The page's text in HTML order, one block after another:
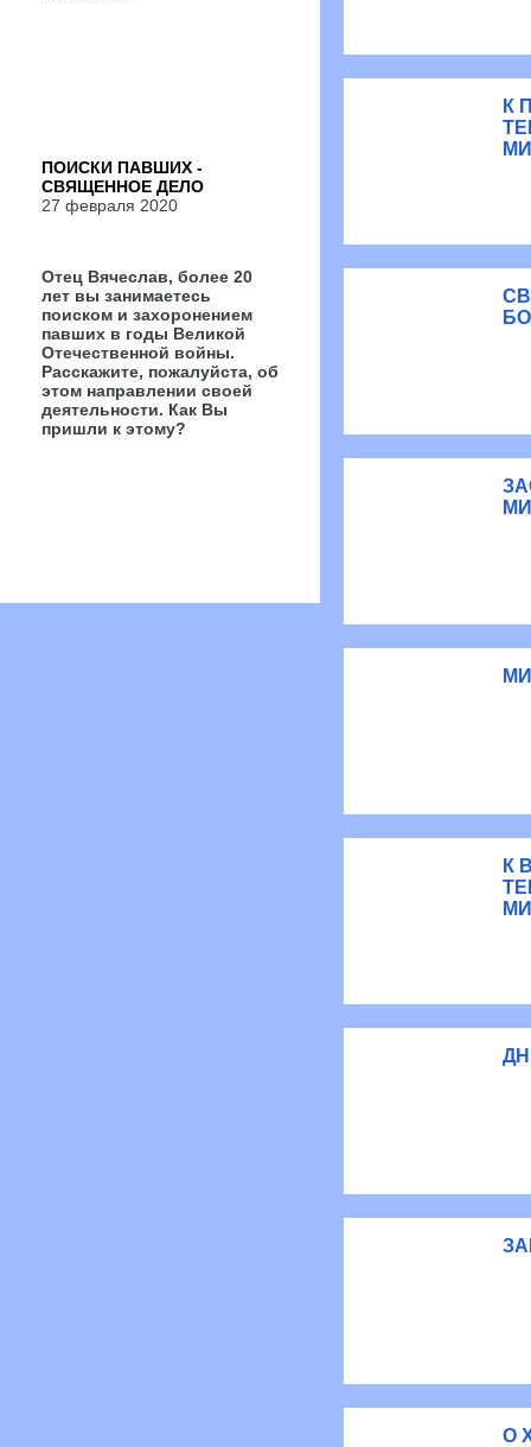
К
К
О
ПОИСКИ ПАВШИХ -
СВЯЩЕННОЕ ДЕЛО
27 февраля 2020
Отец Вячеслав, более 20
лет вы занимаетесь
поиском и захоронением
павших в годы Великой
Отечественной войны.
Расскажите, пожалуйста, об
этом направлении своей
деятельности. Как Вы
пришли к этому?